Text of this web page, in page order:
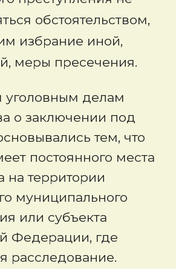
обстоятельством,
избрание иной,
меры пресечения.
уголовным делам
о заключении под
тем, что
постоянного места
на территории
муниципального
или субъекта
Федерации, где
расследование.